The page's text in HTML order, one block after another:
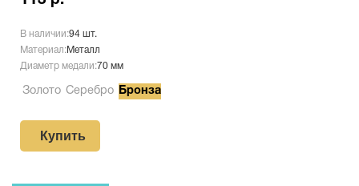
В наличии:94 шт.
Материал:Металл
Диаметр медали:70 мм
Золото Серебро Бронза
Купить